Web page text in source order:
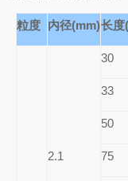
粒度 内径(mm)长度
2.1
30
33
50
75